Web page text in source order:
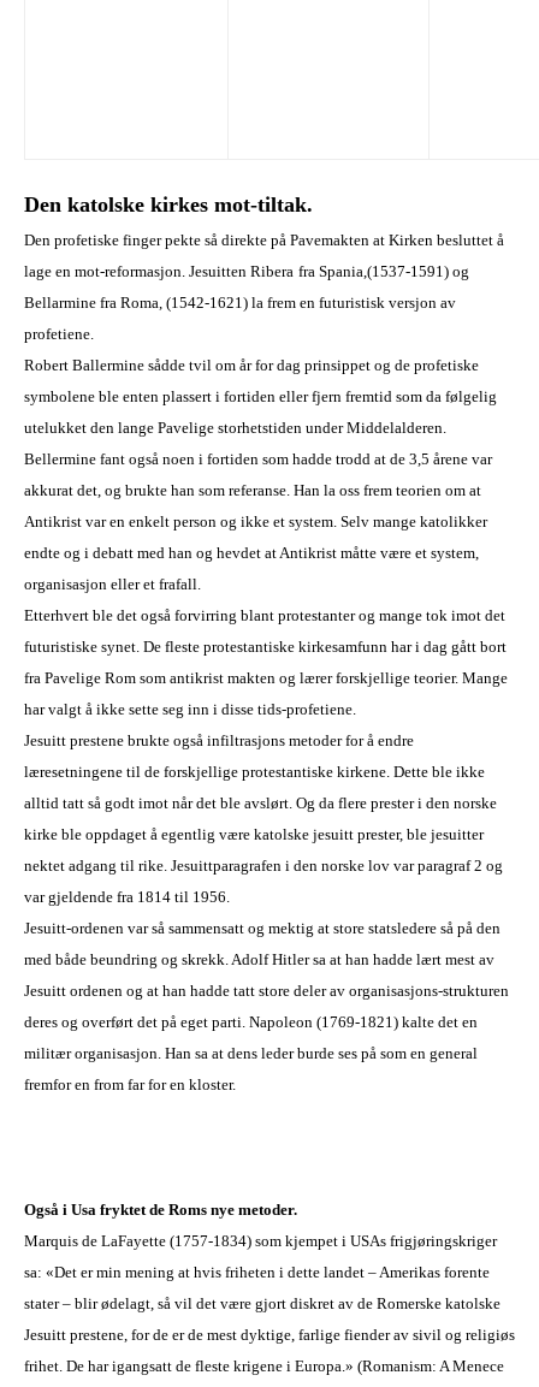
Den katolske kirkes mot-tiltak.
Den profetiske finger pekte så direkte på Pavemakten at Kirken besluttet å
lage en mot-reformasjon. Jesuitten Ribera fra Spania,(1537-1591) og
Bellarmine fra Roma, (1542-1621) la frem en futuristisk versjon av
profetiene.
Robert Ballermine sådde tvil om år for dag prinsippet og de profetiske
symbolene ble enten plassert i fortiden eller fjern fremtid som da følgelig
utelukket den lange Pavelige storhetstiden under Middelalderen.
Bellermine fant også noen i fortiden som hadde trodd at de 3,5 årene var
akkurat det, og brukte han som referanse. Han la oss frem teorien om at
Antikrist var en enkelt person og ikke et system. Selv mange katolikker
endte og i debatt med han og hevdet at Antikrist måtte være et system,
organisasjon eller et frafall.
Etterhvert ble det også forvirring blant protestanter og mange tok imot det
futuristiske synet. De fleste protestantiske kirkesamfunn har i dag gått bort
fra Pavelige Rom som antikrist makten og lærer forskjellige teorier. Mange
har valgt å ikke sette seg inn i disse tids-profetiene.
Jesuitt prestene brukte også infiltrasjons metoder for å endre
læresetningene til de forskjellige protestantiske kirkene. Dette ble ikke
alltid tatt så godt imot når det ble avslørt. Og da flere prester i den norske
kirke ble oppdaget å egentlig være katolske jesuitt prester, ble jesuitter
nektet adgang til rike. Jesuittparagrafen i den norske lov var paragraf 2 og
var gjeldende fra 1814 til 1956.
Jesuitt-ordenen var så sammensatt og mektig at store statsledere så på den
med både beundring og skrekk. Adolf Hitler sa at han hadde lært mest av
Jesuitt ordenen og at han hadde tatt store deler av organisasjons-strukturen
deres og overført det på eget parti. Napoleon (1769-1821) kalte det en
militær organisasjon. Han sa at dens leder burde ses på som en general
fremfor en from far for en kloster.
Også i Usa fryktet de Roms nye metoder.
Marquis de LaFayette (1757-1834) som kjempet i USAs frigjøringskriger
sa: «Det er min mening at hvis friheten i dette landet – Amerikas forente
stater – blir ødelagt, så vil det være gjort diskret av de Romerske katolske
Jesuitt prestene, for de er de mest dyktige, farlige fiender av sivil og religiøs
frihet. De har igangsatt de fleste krigene i Europa.» (Romanism: A Menece